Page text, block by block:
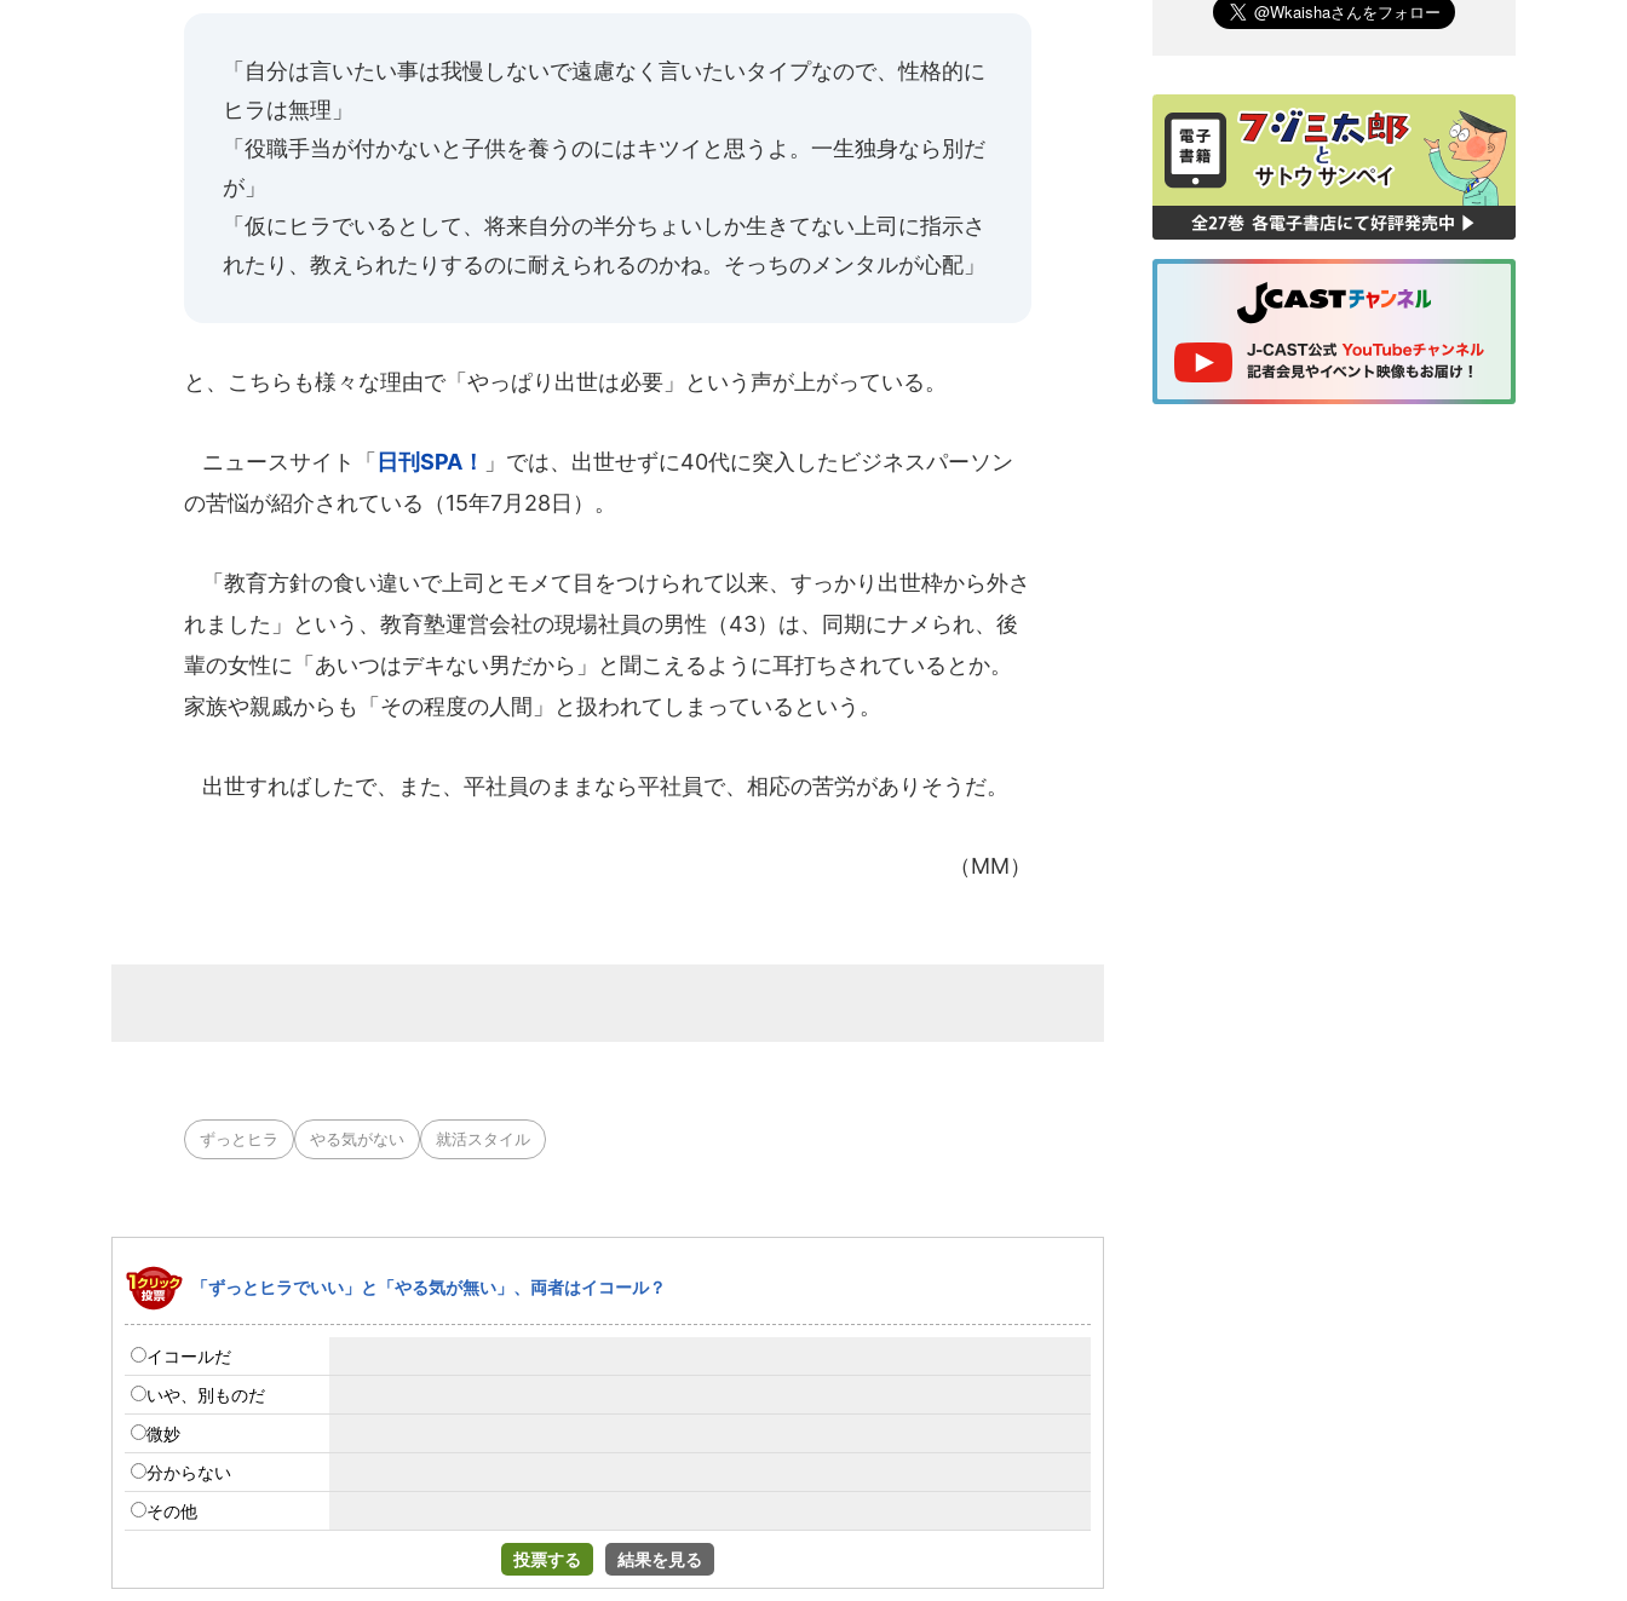
「自分は言いたい事は我慢しないで遠慮なく言いたいタイプなので、性格的に
ヒラは無理」
「役職手当が付かないと子供を養うのにはキツイと思うよ。一生独身なら別だ
が」
「仮にヒラでいるとして、将来自分の半分ちょいしか生きてない上司に指示さ
れたり、教えられたりするのに耐えられるのかね。そっちのメンタルが心配」
と、こちらも様々な理由で「やっぱり出世は必要」という声が上がっている。
ニュースサイト「 日刊SPA！
」では、出世せずに40代に突入したビジネスパーソン
の苦悩が紹介されている（15年7月28日）。
「教育方針の食い違いで上司とモメて目をつけられて以来、すっかり出世枠から外さ
れました」という、教育塾運営会社の現場社員の男性（43）は、同期にナメられ、後
輩の女性に「あいつはデキない男だから」と聞こえるように耳打ちされているとか。
家族や親戚からも「その程度の人間」と扱われてしまっているという。
出世すればしたで、また、平社員のままなら平社員で、相応の苦労がありそうだ。
（MM）
ずっとヒラ やる気がない 就活スタイル
「ずっとヒラでいい」と「やる気が無い」、両者はイコール？
イコールだ
いや、別ものだ
微妙
分からない
その他
投票する 結果を見る